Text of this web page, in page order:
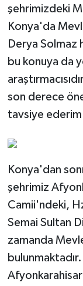
şehrimizdeki
Konya'da
Derya Solmaz
bu konuya da
son derece
tavsiye
Konya'dan
şehrimiz
Camii'ndeki,
Semai Sultan
zamanda